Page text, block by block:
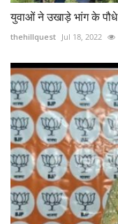
युवाओं ने उखाड़े भांग के पौधे
thehillquest Jul 18, 2022